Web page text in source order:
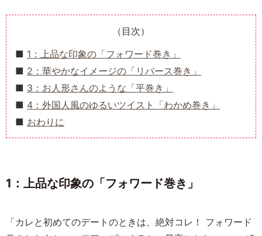
（目次）
1：上品な印象の「フォワード巻き」
2：華やかなイメージの「リバース巻き」
3：お人形さんのような「平巻き」
4：外国人風のゆるいツイスト「わかめ巻き」
おわりに
1：上品な印象の「フォワード巻き」
「カレと初めてのデートのときは、絶対コレ！ フォワード